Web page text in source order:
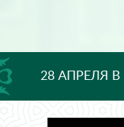
28 АПРЕЛЯ В